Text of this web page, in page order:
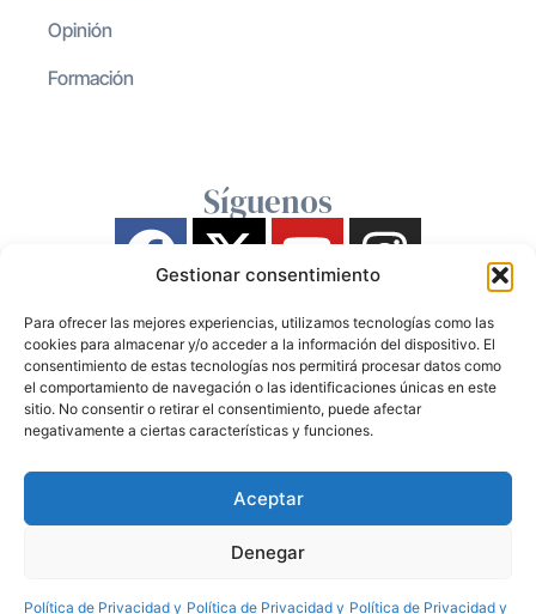
Gestionar consentimiento
Para ofrecer las mejores experiencias, utilizamos tecnologías como las
cookies para almacenar y/o acceder a la información del dispositivo. El
consentimiento de estas tecnologías nos permitirá procesar datos como
el comportamiento de navegación o las identificaciones únicas en este
sitio. No consentir o retirar el consentimiento, puede afectar
negativamente a ciertas características y funciones.
Aceptar
Denegar
Política de Privacidad y Política de Privacidad y Política de Privacidad y
Opinión
Formación
Síguenos